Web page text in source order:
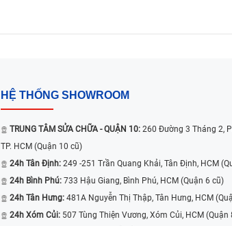
HỆ THỐNG SHOWROOM
TRUNG TÂM SỬA CHỮA - QUẬN 10: 260 Đường 3 Tháng 2,
TP. HCM (Quận 10 cũ)
24h Tân Định: 249 -251 Trần Quang Khải, Tân Định, HCM
24h Bình Phú: 733 Hậu Giang, Bình Phú, HCM (Quận 6 cũ)
24h Tân Hưng: 481A Nguyễn Thị Thập, Tân Hưng, HCM
24h Xóm Củi: 507 Tùng Thiện Vương, Xóm Củi, HCM (Quận